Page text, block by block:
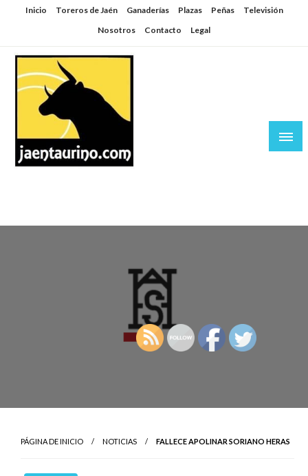
SaltarInicio Toreros de Jaén Ganaderías Plazas Peñas
Televisión
Nosotros
Contacto Legal
PÁGINA DE INICIO NOTICIAS FALLECE APOLINAR SORIANO HERAS